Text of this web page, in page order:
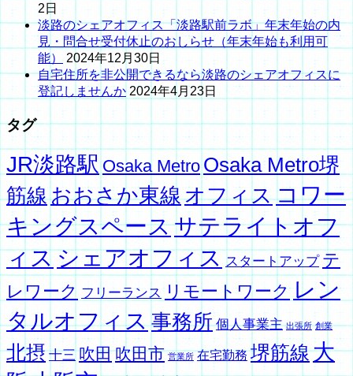
2日
淡路のシェアオフィス「淡路駅前ラボ」年末年始の内
見・問合せ受付休止のおしらせ（年末年始も利用可
能） 2024年12月30日
自宅住所を非公開できるなら淡路のシェアオフィスに
登記しませんか 2024年4月23日
タグ
JR淡路駅 Osaka Metro Osaka Metro堺
筋線おおさか東線オフィスコワー
キングスペースサテライトオフ
ィスシェアオフィス スタートアップ テ
レワーク フリーランス リモートワークレン
タルオフィス事務所 個人事業主 出張所 創業
北摂 十三 吹田吹田市 営業所 在宅勤務 堺筋線大